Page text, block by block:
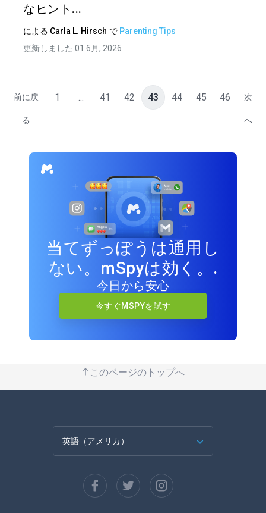
なヒント...
による Carla L. Hirsch で Parenting Tips
更新しました 01 6月, 2026
前に戻
る
1 ... 41 42 43 44 45 46 次
へ
当てずっぽうは通用し
ない。mSpyは効く。.
今日から安心
今すぐMSPYを試す
このページのトップへ
英語（アメリカ）
スペイン語